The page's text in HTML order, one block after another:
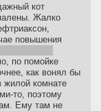
кот
Жалко
повышения
по помойке
как вонял бы
жилой комнате
то, поэтому
Ему там не